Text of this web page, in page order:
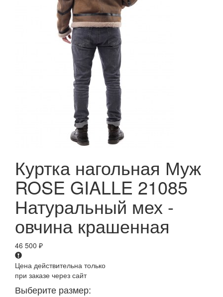
Куртка нагольная Муж
ROSE GIALLE 21085
Натуральный мех -
овчина крашенная
46 500 ₽
Цена действительна только
при заказе через сайт
Выберите размер: